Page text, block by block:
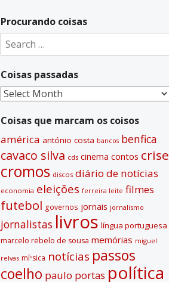
Procurando coisas
Search
for:
Coisas passadas
Coisas
Coisas que marcam os coisos
américa antónio costa bancos benfica
cavaco silva cds cinema contos crise
cromos discos diário de notí­cias
economia eleições ferreira leite filmes
futebol governos jornais jornalismo
jornalistas livros lí­ngua portuguesa
marcelo rebelo de sousa memórias miguel
relvas míºsica notí­cias passos
coelho paulo portas polí­tica